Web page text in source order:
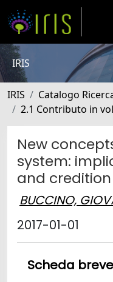
IRIS
IRIS Catalogo
2.1 Contributo in
New
system:
and credition
BUCCINO,
2017-01-01
Scheda breve